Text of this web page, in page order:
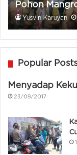
Pohon
Yusvin Karuyan
Popular
Menyadap
23/09/2017